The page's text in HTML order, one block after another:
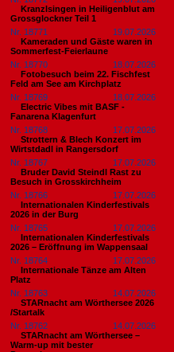
Kranzlsingen in Heiligenblut am
Grossglockner Teil 1
Nr. 18771
19.07.2026
Kameraden und Gäste waren in
Sommerfest-Feierlaune
Nr. 18770
18.07.2026
Fotobesuch beim 22. Fischfest
Feld am See am Kirchplatz
Nr. 18769
18.07.2026
Electric Vibes mit BASF -
Fanarena Klagenfurt
Nr. 18768
17.07.2026
Strottern & Blech Konzert im
Wirtstdadl in Rangersdorf
Nr. 18767
17.07.2026
Bruder David Steindl Rast zu
Besuch in Grosskirchheim
Nr. 18766
17.07.2026
Internationalen Kinderfestivals
2026 in der Burg
Nr. 18765
17.07.2026
Internationalen Kinderfestivals
2026 – Eröffnung im Wappensaal
Nr. 18764
17.07.2026
Internationale Tänze am Alten
Platz
Nr. 18763
14.07.2026
STARnacht am Wörthersee 2026
/Startalk
Nr. 18762
14.07.2026
STARnacht am Wörthersee –
Warm-up mit bester